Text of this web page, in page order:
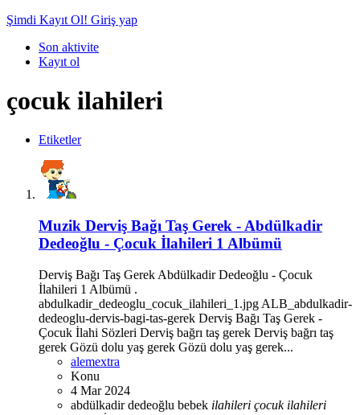
Şimdi Kayıt Ol! Giriş yap
Son aktivite
Kayıt ol
çocuk ilahileri
Etiketler
Muzik Derviş Bağı Taş Gerek - Abdülkadir
Dedeoğlu - Çocuk İlahileri 1 Albümü
Derviş Bağı Taş Gerek Abdülkadir Dedeoğlu - Çocuk
İlahileri 1 Albümü .
abdulkadir_dedeoglu_cocuk_ilahileri_1.jpg ALB_abdulkadir-
dedeoglu-dervis-bagi-tas-gerek Derviş Bağı Taş Gerek -
Çocuk İlahi Sözleri Derviş bağrı taş gerek Derviş bağrı taş
gerek Gözü dolu yaş gerek Gözü dolu yaş gerek...
alemextra
Konu
4 Mar 2024
abdülkadir dedeoğlu bebek ilahileri çocuk ilahileri